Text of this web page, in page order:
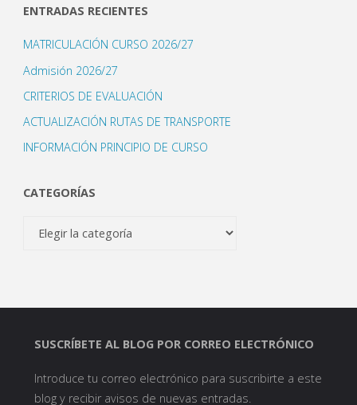
ENTRADAS RECIENTES
MATRICULACIÓN CURSO 2026/27
Admisión 2026/27
CRITERIOS DE EVALUACIÓN
ACTUALIZACIÓN RUTAS DE TRANSPORTE
INFORMACIÓN PRINCIPIO DE CURSO
CATEGORÍAS
Categorías
SUSCRÍBETE AL BLOG POR CORREO ELECTRÓNICO
Introduce tu correo electrónico para suscribirte a este
blog y recibir avisos de nuevas entradas.